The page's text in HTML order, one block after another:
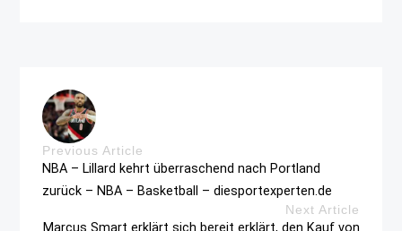
Previous Article
NBA – Lillard kehrt überraschend nach Portland
zurück – NBA – Basketball – diesportexperten.de
Next Article
Marcus Smart erklärt sich bereit erklärt, den Kauf von